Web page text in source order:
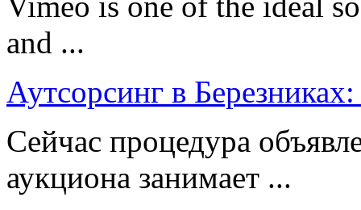
and ...
Аутсорсинг в
Сейчас процедура
аукциона занимает ...